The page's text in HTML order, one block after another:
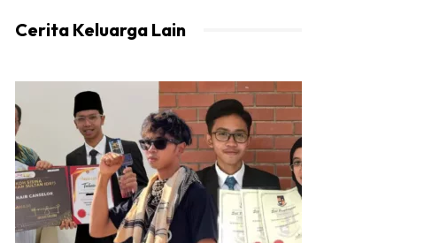
Cerita Keluarga Lain